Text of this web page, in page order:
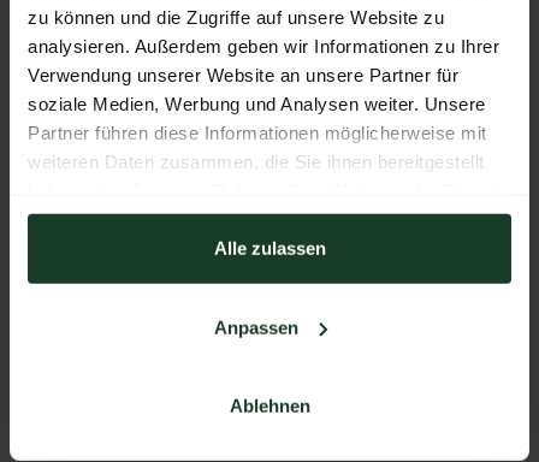
zu können und die Zugriffe auf unsere Website zu
analysieren. Außerdem geben wir Informationen zu Ihrer
Verwendung unserer Website an unsere Partner für
soziale Medien, Werbung und Analysen weiter. Unsere
Partner führen diese Informationen möglicherweise mit
weiteren Daten zusammen, die Sie ihnen bereitgestellt
gesammelt haben.
Alle zulassen
Anpassen
Ablehnen